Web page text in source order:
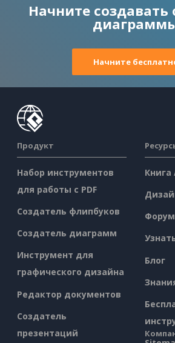
Начните
Начните
Продукт
Набор инструментов
для работы с PDF
Создатель флипбуков
Создатель диаграмм
Инструмент для
графического дизайна
Редактор документов
Создатель
презентаций
Форум
Блог